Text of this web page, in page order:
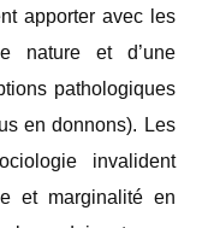
apporter avec les
nature et d’une
pathologiques
en donnons). Les
invalident
et marginalité en